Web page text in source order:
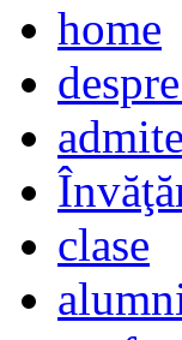
home
clase